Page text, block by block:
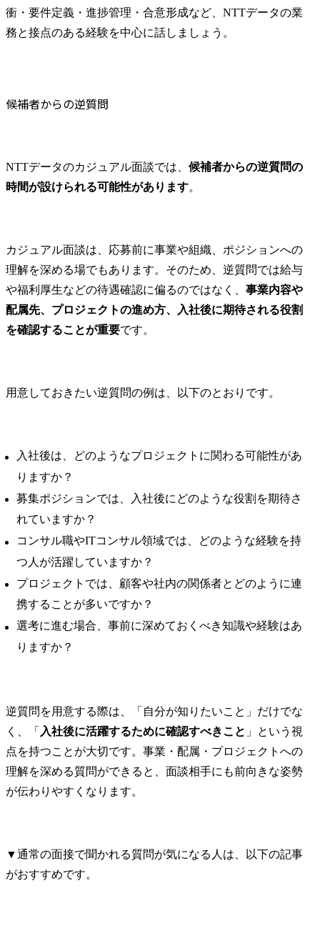
衝・要件定義・進捗管理・合意形成など、NTTデータの業
務と接点のある経験を中心に話しましょう。
候補者からの逆質問
NTTデータのカジュアル面談では、 候補者からの逆質問の
時間が設けられる可能性があります。
カジュアル面談は、応募前に事業や組織、ポジションへの
理解を深める場でもあります。そのため、逆質問では給与
や福利厚生などの待遇確認に偏るのではなく、 事業内容や
配属先、プロジェクトの進め方、入社後に期待される役割
を確認することが重要です。
用意しておきたい逆質問の例は、以下のとおりです。
入社後は、どのようなプロジェクトに関わる可能性があ
りますか？
募集ポジションでは、入社後にどのような役割を期待さ
れていますか？
コンサル職やITコンサル領域では、どのような経験を持
つ人が活躍していますか？
プロジェクトでは、顧客や社内の関係者とどのように連
携することが多いですか？
選考に進む場合、事前に深めておくべき知識や経験はあ
りますか？
逆質問を用意する際は、「自分が知りたいこと」だけでな
く、「 入社後に活躍するために確認すべきこと 」という視
点を持つことが大切です。事業・配属・プロジェクトへの
理解を深める質問ができると、面談相手にも前向きな姿勢
が伝わりやすくなります。
▼通常の面接で聞かれる質問が気になる人は、以下の記事
がおすすめです。